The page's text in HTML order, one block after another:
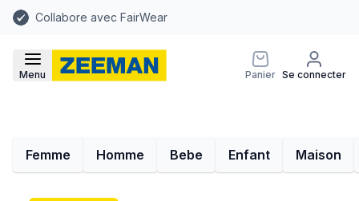
Collabore avec FairWear
Menu Panier Se connecter
Femme Homme Bebe Enfant Maison